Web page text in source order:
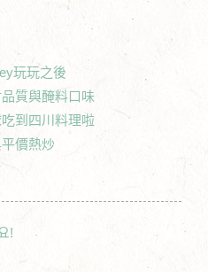
玩玩之後
質與醃料口味
到四川料理啦
價熱炒
!